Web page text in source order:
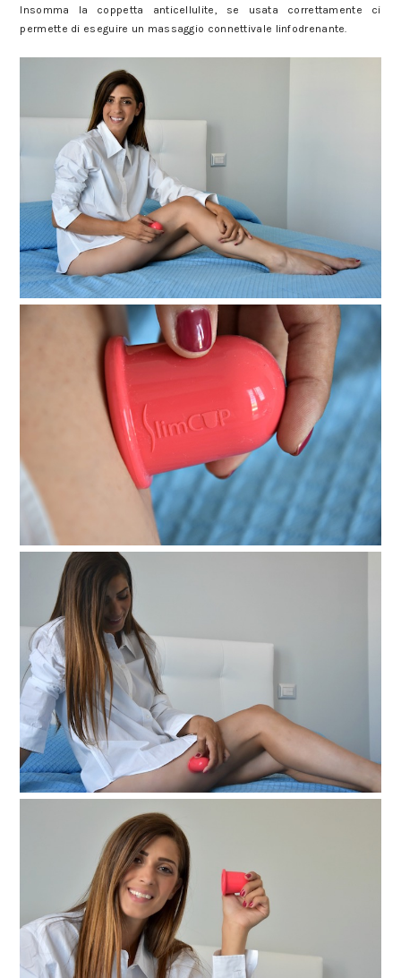
Insomma la coppetta anticellulite, se usata correttamente ci
permette di eseguire un massaggio connettivale linfodrenante.